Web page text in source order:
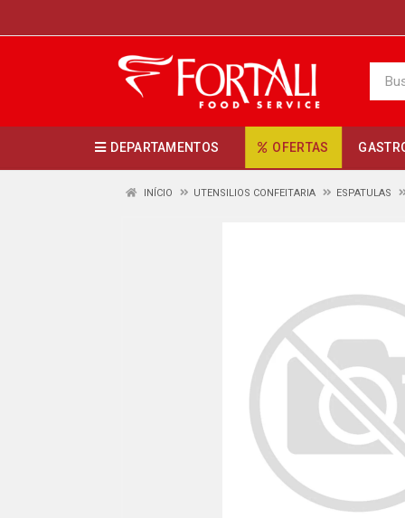
DEPARTAMENTOS OFERTAS
INÍCIO UTENSILIOS CONFEITARIA ESPATULAS